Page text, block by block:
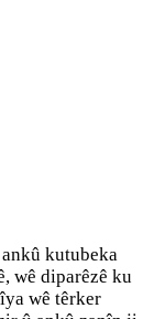
kutubeka
wê diparêzê ku
wê têrker